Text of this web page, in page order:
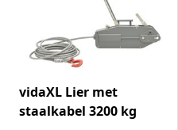
vidaXL Lier met
staalkabel 3200 kg